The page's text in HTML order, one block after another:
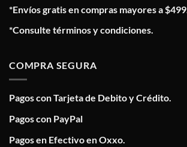
*Envíos gratis en compras mayores a $499.
*Consulte términos y condiciones.
COMPRA SEGURA
Pagos con Tarjeta de Debito y Crédito.
Pagos con PayPal
Pagos en Efectivo en Oxxo.